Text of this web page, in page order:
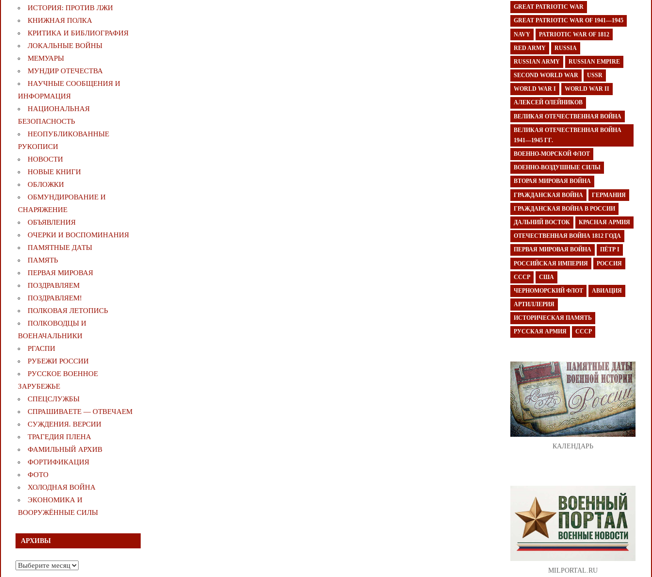
ИСТОРИЯ: ПРОТИВ ЛЖИ
КНИЖНАЯ ПОЛКА
КРИТИКА И БИБЛИОГРАФИЯ
ЛОКАЛЬНЫЕ ВОЙНЫ
МЕМУАРЫ
МУНДИР ОТЕЧЕСТВА
НАУЧНЫЕ СООБЩЕНИЯ И
ИНФОРМАЦИЯ
НАЦИОНАЛЬНАЯ
БЕЗОПАСНОСТЬ
НЕОПУБЛИКОВАННЫЕ
РУКОПИСИ
НОВОСТИ
НОВЫЕ КНИГИ
ОБЛОЖКИ
ОБМУНДИРОВАНИЕ И
СНАРЯЖЕНИЕ
ОБЪЯВЛЕНИЯ
ОЧЕРКИ И ВОСПОМИНАНИЯ
ПАМЯТНЫЕ ДАТЫ
ПАМЯТЬ
ПЕРВАЯ МИРОВАЯ
ПОЗДРАВЛЯЕМ
ПОЗДРАВЛЯЕМ!
ПОЛКОВАЯ ЛЕТОПИСЬ
ПОЛКОВОДЦЫ И
ВОЕНАЧАЛЬНИКИ
РГАСПИ
РУБЕЖИ РОССИИ
РУССКОЕ ВОЕННОЕ
ЗАРУБЕЖЬЕ
СПЕЦСЛУЖБЫ
СПРАШИВАЕТЕ — ОТВЕЧАЕМ
СУЖДЕНИЯ. ВЕРСИИ
ТРАГЕДИЯ ПЛЕНА
ФАМИЛЬНЫЙ АРХИВ
ФОРТИФИКАЦИЯ
ФОТО
ХОЛОДНАЯ ВОЙНА
ЭКОНОМИКА И
ВООРУЖЁННЫЕ СИЛЫ
АРХИВЫ
Архивы
GREAT PATRIOTIC WAR
GREAT PATRIOTIC WAR OF 1941—1945
NAVY PATRIOTIC WAR OF 1812
RED ARMY RUSSIA
RUSSIAN ARMY RUSSIAN EMPIRE
SECOND WORLD WAR USSR
WORLD WAR I WORLD WAR II
АЛЕКСЕЙ ОЛЕЙНИКОВ
ВЕЛИКАЯ ОТЕЧЕСТВЕННАЯ ВОЙНА
ВЕЛИКАЯ ОТЕЧЕСТВЕННАЯ ВОЙНА
1941—1945 ГГ.
ВОЕННО-МОРСКОЙ ФЛОТ
ВОЕННО-ВОЗДУШНЫЕ СИЛЫ
ВТОРАЯ МИРОВАЯ ВОЙНА
ГРАЖДАНСКАЯ ВОЙНА ГЕРМАНИЯ
ГРАЖДАНСКАЯ ВОЙНА В РОССИИ
ДАЛЬНИЙ ВОСТОК КРАСНАЯ АРМИЯ
ОТЕЧЕСТВЕННАЯ ВОЙНА 1812 ГОДА
ПЕРВАЯ МИРОВАЯ ВОЙНА ПЁТР I
РОССИЙСКАЯ ИМПЕРИЯ РОССИЯ
СССР США
ЧЕРНОМОРСКИЙ ФЛОТ АВИАЦИЯ
АРТИЛЛЕРИЯ
ИСТОРИЧЕСКАЯ ПАМЯТЬ
РУССКАЯ АРМИЯ СССР
КАЛЕНДАРЬ
MILPORTAL.RU